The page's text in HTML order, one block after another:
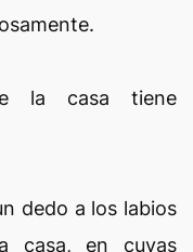
la casa tiene
dedo a los labios
casa, en cuyas